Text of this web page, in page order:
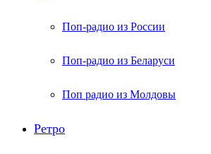
Поп-радио из России
Поп-радио из Беларуси
Поп радио из Молдовы
Ретро